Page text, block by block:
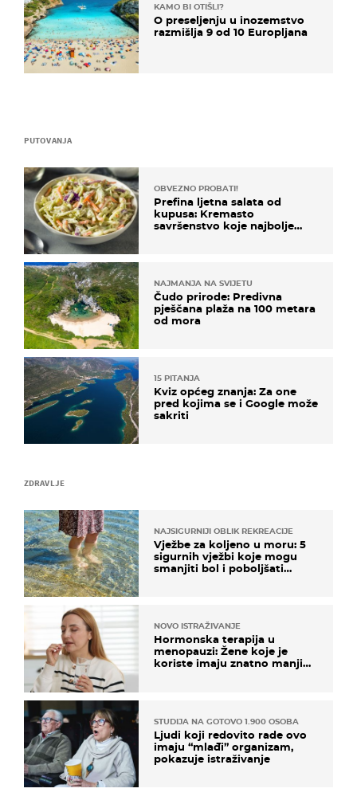
ZDRAVLJE
NAJSIGURNIJI OBLIK REKREACIJE
Vježbe za koljeno u moru: 5
sigurnih vježbi koje mogu
smanjiti bol i poboljšati
NOVO ISTRAŽIVANJE
Hormonska terapija u
menopauzi: Žene koje je
koriste imaju znatno manji
STUDIJA NA GOTOVO 1.900 OSOBA
Ljudi koji redovito rade ovo
imaju “mlađi” organizam,
pokazuje istraživanje
PUTOVANJA
OBVEZNO PROBATI!
Prefina ljetna salata od
kupusa: Kremasto
savršenstvo koje najbolje
NAJMANJA NA SVIJETU
Čudo prirode: Predivna
pješčana plaža na 100 metara
od mora
15 PITANJA
Kviz općeg znanja: Za one
pred kojima se i Google može
sakriti
KAMO BI OTIŠLI?
O preseljenju u inozemstvo
razmišlja 9 od 10 Europljana